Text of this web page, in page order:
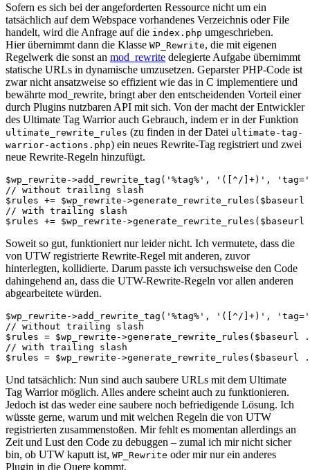
Sofern es sich bei der angeforderten Ressource nicht um ein
tatsächlich auf dem Webspace vorhandenes Verzeichnis oder File
handelt, wird die Anfrage auf die index.php umgeschrieben.
Hier übernimmt dann die Klasse WP_Rewrite, die mit eigenen
Regelwerk die sonst an mod_rewrite delegierte Aufgabe übernimmt
statische URLs in dynamische umzusetzen. Geparster PHP-Code ist
zwar nicht ansatzweise so effizient wie das in C implementiere und
bewährte mod_rewrite, bringt aber den entscheidenden Vorteil einer
durch Plugins nutzbaren API mit sich. Von der macht der Entwickler
des Ultimate Tag Warrior auch Gebrauch, indem er in der Funktion
ultimate_rewrite_rules (zu finden in der Datei ultimate-tag-
warrior-actions.php) ein neues Rewrite-Tag registriert und zwei
neue Rewrite-Regeln hinzufügt.
$wp_rewrite->add_rewrite_tag('%tag%', '([^/]+)',
// without trailing slash
$rules += $wp_rewrite-
// with trailing slash
Soweit so gut, funktioniert nur leider nicht. Ich vermutete, dass die
von UTW registrierte Rewrite-Regel mit anderen, zuvor
hinterlegten, kollidierte. Darum passte ich versuchsweise den Code
dahingehend an, dass die UTW-Rewrite-Regeln vor allen anderen
abgearbeitete würden.
$wp_rewrite->add_rewrite_tag('%tag%', '([^/]+)',
// without trailing slash
$rules = $wp_rewrite->generate_rewrite_rules($baseurl
// with trailing slash
Und tatsächlich: Nun sind auch saubere URLs mit dem Ultimate
Tag Warrior möglich. Alles andere scheint auch zu funktionieren.
Jedoch ist das weder eine saubere noch befriedigende Lösung. Ich
wüsste gerne, warum und mit welchen Regeln die von UTW
registrierten zusammenstoßen. Mir fehlt es momentan allerdings an
Zeit und Lust den Code zu debuggen – zumal ich mir nicht sicher
bin, ob UTW kaputt ist, WP_Rewrite oder mir nur ein anderes
Plugin in die Quere kommt.